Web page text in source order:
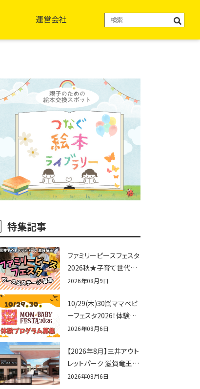
運営会社
特集記事
ファミリーピースフェスタ
2026秋★子育て世代向
けに告知&披露の場とし
出店しませんか？
2026年08月9日
10/29(木)30㈮ママベビ
ーフェスタ2026！体験プ
ログラム募集♪赤ちゃん
せんか？
2026年08月6日
【2026年8月】三井アウト
レットパーク 滋賀竜王の
夏休みイベントまとめ！
2026年08月6日